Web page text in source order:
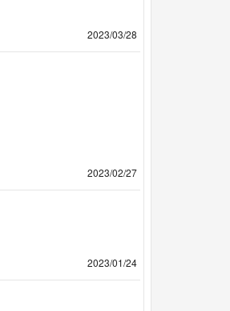
2023/03/28
2023/02/27
2023/01/24